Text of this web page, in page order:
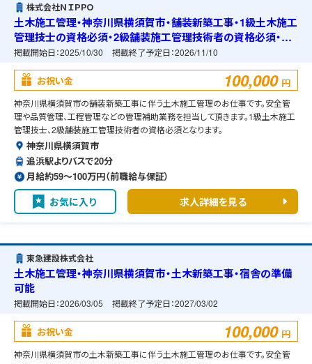
株式会社ＮＩＰＰＯ
土木施工管理・神奈川県横須賀市・舗装新築工事・1級土木施工
管理技士の資格必須・2級舗装施工管理技術者の資格必須・宿
舎の準備可能
掲載開始日：2025/10/30 掲載終了予定日：2026/11/10
お祝い金 100,000 円
神奈川県横須賀市の舗装新築工事に伴う土木施工管理のお仕事です。安全管
理や品質管理、工程管理などの管理補助業務を担当して頂きます。1級土木施工
管理技士、2級舗装施工管理技術者の資格必須となります。
神奈川県横須賀市
追浜駅よりバスで20分
月給約59〜100万円（前職給与保証）
お気に入り 求人詳細を見る
東急建設株式会社
土木施工管理・神奈川県横須賀市・土木新築工事・宿舎の準備
可能
掲載開始日：2026/03/05 掲載終了予定日：2027/03/02
お祝い金 100,000 円
神奈川県横須賀市の土木新築工事に伴う土木施工管理のお仕事です。安全管